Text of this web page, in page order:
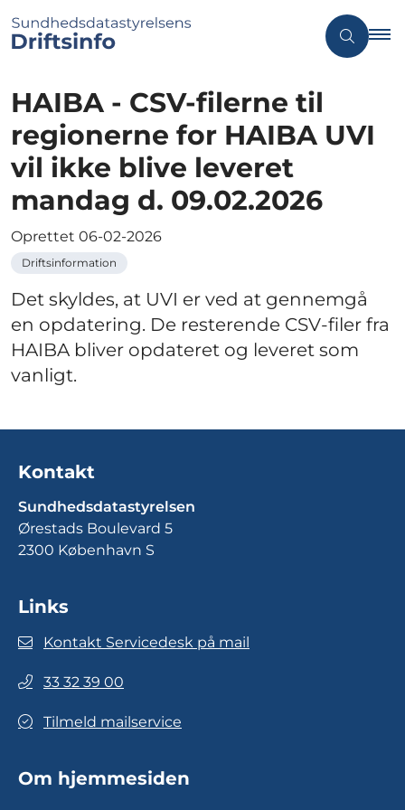
HAIBA - CSV-filerne til
regionerne for HAIBA UVI
vil ikke blive leveret
mandag d. 09.02.2026
Oprettet 06-02-2026
Driftsinformation
Det skyldes, at UVI er ved at gennemgå
en opdatering. De resterende CSV-filer fra
HAIBA bliver opdateret og leveret som
vanligt.
Kontakt
Sundhedsdatastyrelsen
Ørestads Boulevard 5
2300 København S
Links
Kontakt Servicedesk på mail
33 32 39 00
Tilmeld mailservice
Om hjemmesiden